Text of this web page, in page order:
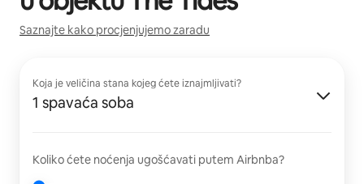
Saznajte kako procjenjujemo zaradu
Koja je veličina stana kojeg ćete iznajmljivati?
1 spavaća soba
Koliko ćete noćenja ugošćavati putem Airbnba?